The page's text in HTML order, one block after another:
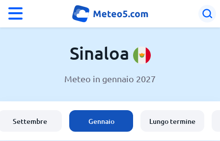
Meteo in Sinaloa
Sinaloa
Meteo in gennaio 2027
Settembre Gennaio Lungo termine